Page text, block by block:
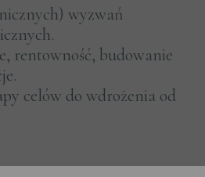
wyzwań
rentowność, budowanie
celów do wdrożenia od